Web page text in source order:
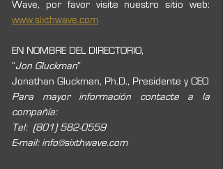
www.sixthwave.com
EN NOMBRE DEL DIRECTORIO,
“Jon Gluckman”
Jonathan Gluckman, Ph.D., Presidente y CEO
Para mayor información contacte a la
compañía:
Tel: (801) 582-0559
E-mail: info@sixthwave.com